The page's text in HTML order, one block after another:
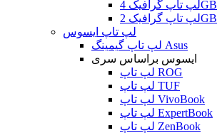
لپ تاپ گرافیک 4GB
لپ تاپ گرافیک 2GB
لپ تاپ ایسوس
لپ تاپ گیمینگ Asus
ایسوس براساس سری
لپ تاپ ROG
لپ تاپ TUF
لپ تاپ VivoBook
لپ تاپ ExpertBook
لپ تاپ ZenBook